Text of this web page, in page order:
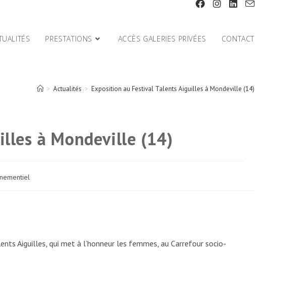
PRESTATIONS ACCÈS GALERIES PRIVÉES CONTACT
> Actualités > Exposition au Festival Talents Aiguilles à Mondeville (14)
à Mondeville (14)
Aiguilles, qui met à l’honneur les femmes, au Carrefour socio-